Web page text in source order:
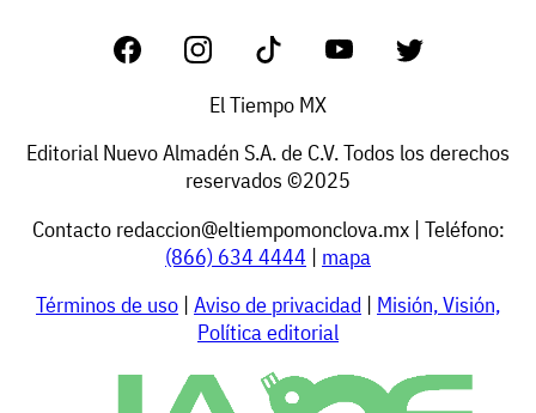
El Tiempo MX
Editorial Nuevo Almadén S.A. de C.V. Todos los derechos
reservados ©2025
Contacto redaccion@eltiempomonclova.mx| Teléfono:
(866) 634 4444 | mapa
Términos de uso | Aviso de privacidad | Misión, Visión,
Política editorial